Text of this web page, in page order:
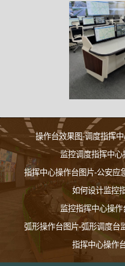
操作台效果图-调度指挥
监控调度指挥中
指挥中心操作台图片-公安应
如何设计监控
监控指挥中心操
弧形操作台图片-弧形调度台
指挥中心操作